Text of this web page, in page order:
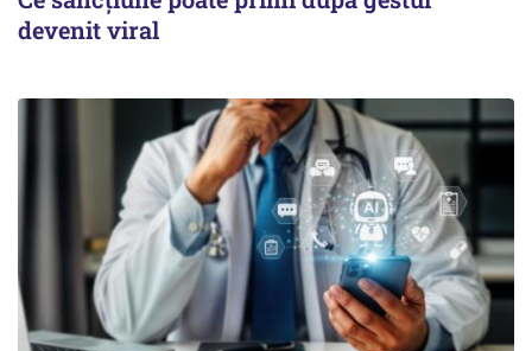
devenit viral